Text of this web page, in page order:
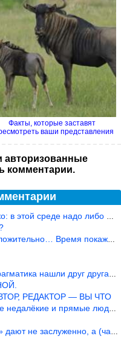
Факты, которые заставят
ваши представления
авторизованные
комментарии.
среде надо либо иметь зубы
Время покажет, что буде
нашли друг друга и «остепен
РЕДАКТОР — ВЫ ЧТО
и прямые люди… Как мо
не заслуженно, а (чаще) по-